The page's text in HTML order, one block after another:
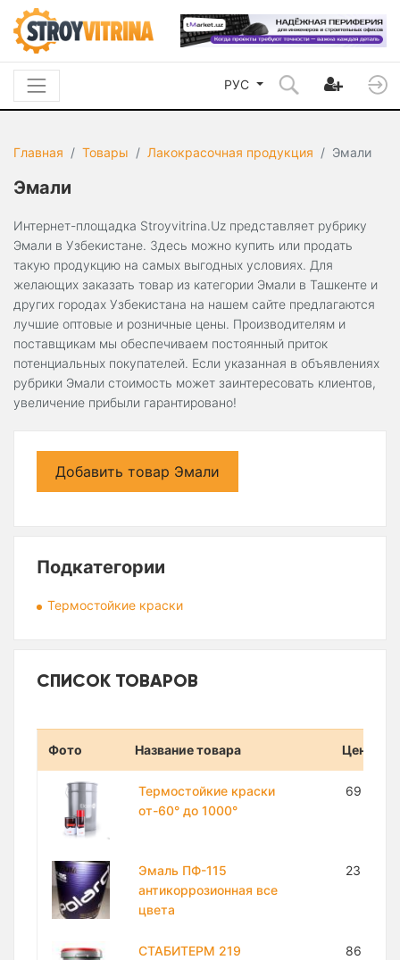
РУС
Главная Товары Лакокрасочная продукция Эмали
Эмали
Интернет-площадка Stroyvitrina.Uz представляет рубрику
Эмали в Узбекистане. Здесь можно купить или продать
такую продукцию на самых выгодных условиях. Для
желающих заказать товар из категории Эмали в Ташкенте и
других городах Узбекистана на нашем сайте предлагаются
лучшие оптовые и розничные цены. Производителям и
поставщикам мы обеспечиваем постоянный приток
потенциальных покупателей. Если указанная в объявлениях
рубрики Эмали стоимость может заинтересовать клиентов,
увеличение прибыли гарантировано!
Добавить товар Эмали
Подкатегории
Термостойкие краски
СПИСОК ТОВАРОВ
Фото Название товара Цена
Термостойкие краски
от-60° до 1000°
69 200
Эмаль ПФ-115
антикоррозионная все
цвета
23 500
СТАБИТЕРМ 219
86 250